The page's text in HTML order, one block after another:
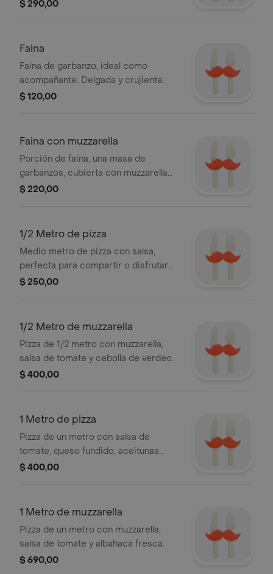
$ 290,00
Faina
Faina de garbanzo, ideal como
acompañante. Delgada y crujiente.
$ 120,00
Faina con muzzarella
Porción de faina, una masa de
garbanzos, cubierta con muzzarella
fundida, ideal para compartir.
$ 220,00
1/2 Metro de pizza
Medio metro de pizza con salsa,
perfecta para compartir o disfrutar
solo, con una base crujiente.
$ 250,00
1/2 Metro de muzzarella
Pizza de 1/2 metro con muzzarella,
salsa de tomate y cebolla de verdeo.
$ 400,00
1 Metro de pizza
Pizza de un metro con salsa de
tomate, queso fundido, aceitunas
negras, rodajas de tomate, albahaca y
$ 400,00
1 Metro de muzzarella
Pizza de un metro con muzzarella,
salsa de tomate y albahaca fresca.
$ 690,00